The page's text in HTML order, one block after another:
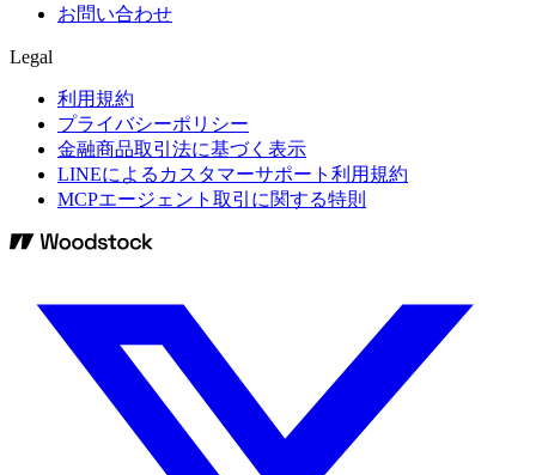
お問い合わせ
Legal
利用規約
プライバシーポリシー
金融商品取引法に基づく表示
LINEによるカスタマーサポート利用規約
MCPエージェント取引に関する特則